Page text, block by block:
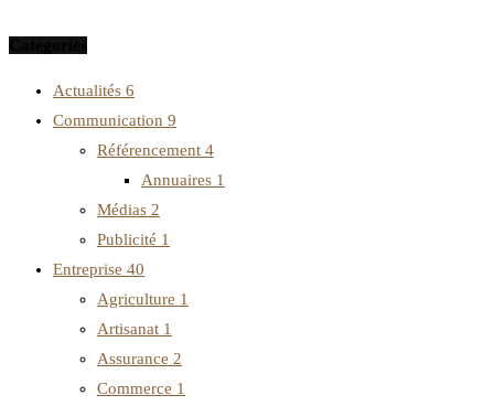
Actualités 6
Communication 9
Référencement 4
Annuaires 1
Médias 2
Publicité 1
Entreprise 40
Agriculture 1
Artisanat 1
Assurance 2
Commerce 1